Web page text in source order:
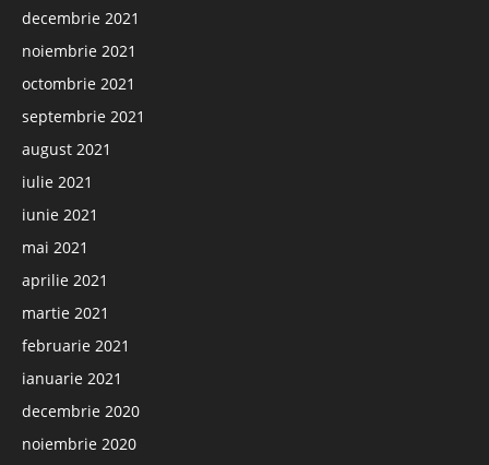
decembrie 2021
noiembrie 2021
octombrie 2021
septembrie 2021
august 2021
iulie 2021
iunie 2021
mai 2021
aprilie 2021
martie 2021
februarie 2021
ianuarie 2021
decembrie 2020
noiembrie 2020